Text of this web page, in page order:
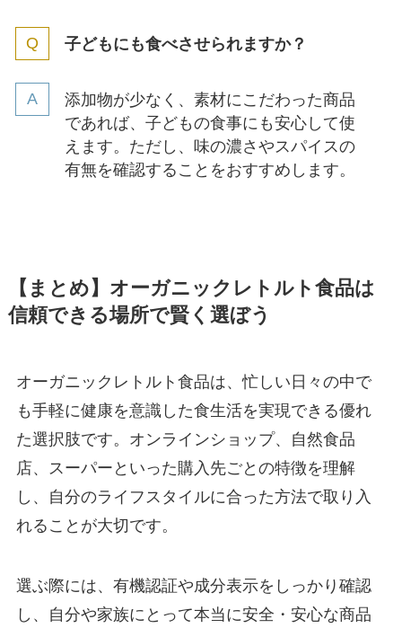
子どもにも食べさせられますか？
添加物が少なく、素材にこだわった商品
であれば、子どもの食事にも安心して使
えます。ただし、味の濃さやスパイスの
有無を確認することをおすすめします。
【まとめ】オーガニックレトルト食品は
信頼できる場所で賢く選ぼう
オーガニックレトルト食品は、忙しい日々の中で
も手軽に健康を意識した食生活を実現できる優れ
た選択肢です。オンラインショップ、自然食品
店、スーパーといった購入先ごとの特徴を理解
し、自分のライフスタイルに合った方法で取り入
れることが大切です。
選ぶ際には、有機認証や成分表示をしっかり確認
し、自分や家族にとって本当に安全・安心な商品